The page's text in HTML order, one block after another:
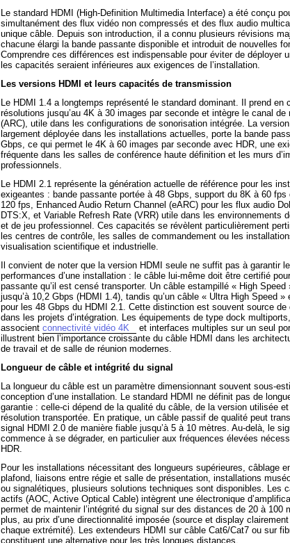
Le standard HDMI (High-Definition Multimedia Interface) a été conçu
simultanément des flux vidéo non compressés et des flux audio
unique câble. Depuis son introduction, il a connu plusieurs révisions
chacune élargi la bande passante disponible et introduit de nouvelles
Comprendre ces différences est indispensable pour éviter de déployer
les capacités seraient inférieures aux exigences de l’installation.
Les versions HDMI et leurs capacités de transmission
Le HDMI 1.4 a longtemps représenté le standard dominant. Il prend en
résolutions jusqu’au 4K à 30 images par seconde et intègre le canal de
(ARC), utile dans les configurations de sonorisation intégrée. La
largement déployée dans les installations actuelles, porte la bande
Gbps, ce qui permet le 4K à 60 images par seconde avec HDR, une
fréquente dans les salles de conférence haute définition et les murs
professionnels.
Le HDMI 2.1 représente la génération actuelle de référence pour les
exigeantes : bande passante portée à 48 Gbps, support du 8K à 60 fps
120 fps, Enhanced Audio Return Channel (eARC) pour les flux audio
DTS:X, et Variable Refresh Rate (VRR) utile dans les environnements
et de jeu professionnel. Ces capacités se révèlent particulièrement
les centres de contrôle, les salles de commandement ou les
visualisation scientifique et industrielle.
Il convient de noter que la version HDMI seule ne suffit pas à garantir
performances d’une installation : le câble lui-même doit être certifié
passante qu’il est censé transporter. Un câble estampillé « High Speed
jusqu’à 10,2 Gbps (HDMI 1.4), tandis qu’un câble « Ultra High Speed »
pour les 48 Gbps du HDMI 2.1. Cette distinction est souvent source de
dans les projets d’intégration. Les équipements de type dock
associent connectivité vidéo 4K
et interfaces multiples sur un seul
illustrent bien l’importance croissante du câble HDMI dans les
de travail et de salle de réunion modernes.
Longueur de câble et intégrité du signal
La longueur du câble est un paramètre dimensionnant souvent sous-
conception d’une installation. Le standard HDMI ne définit pas de
garantie : celle-ci dépend de la qualité du câble, de la version utilisée
résolution transportée. En pratique, un câble passif de qualité peut
signal HDMI 2.0 de manière fiable jusqu’à 5 à 10 mètres. Au-delà, le
commence à se dégrader, en particulier aux fréquences élevées
HDR.
Pour les installations nécessitant des longueurs supérieures, câblage
plafond, liaisons entre régie et salle de présentation, installations
ou signalétiques, plusieurs solutions techniques sont disponibles. Les
actifs (AOC, Active Optical Cable) intègrent une électronique
permet de maintenir l’intégrité du signal sur des distances de 20 à 100
plus, au prix d’une directionnalité imposée (source et display
chaque extrémité). Les extendeurs HDMI sur câble Cat6/Cat7 ou sur
constituent une alternative pour les très longues distances.